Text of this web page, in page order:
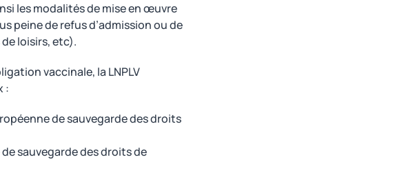
les modalités de mise en œuvre
peine de refus d’admission ou de
loisirs, etc).
vaccinale, la LNPLV
:
de sauvegarde des droits
sauvegarde des droits de